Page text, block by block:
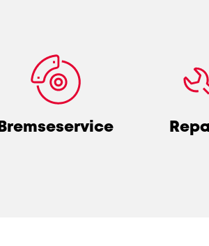
Bremseservice